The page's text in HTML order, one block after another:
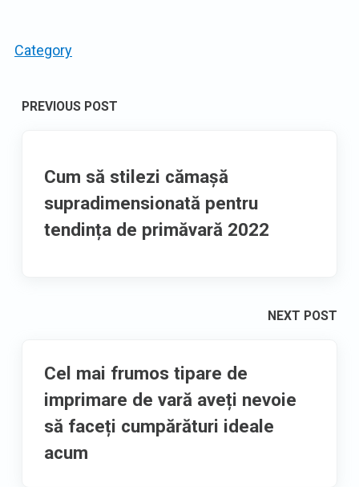
Category
Post
PREVIOUS POST
Cum să stilezi cămașă
supradimensionată pentru
tendința de primăvară 2022
NEXT POST
Cel mai frumos tipare de
imprimare de vară aveți nevoie
să faceți cumpărături ideale
acum